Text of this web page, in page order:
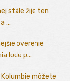
stále žije ten
...
overenie
lode p...
Kolumbie môžete